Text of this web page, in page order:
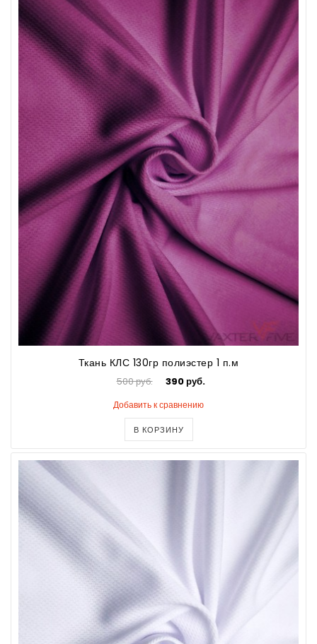
Ткань КЛС 130гр полиэстер 1 п.м
500 руб. 390 руб.
Добавить к сравнению
В КОРЗИНУ